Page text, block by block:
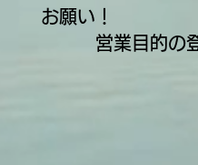
お願い！
営業目的の登